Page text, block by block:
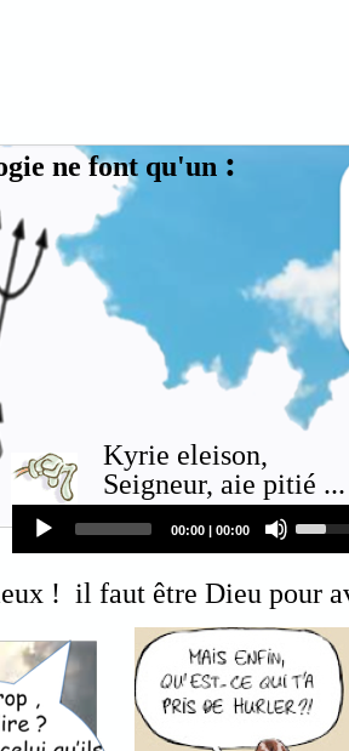
! il faut être Dieu pour
ne font qu'un :
Kyrie eleison,
Seigneur, aie pitié ...
Audio
Player
00:00| 00:00
Up/
Arrow
to